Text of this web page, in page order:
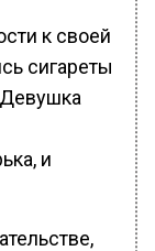
к своей
сигареты
и